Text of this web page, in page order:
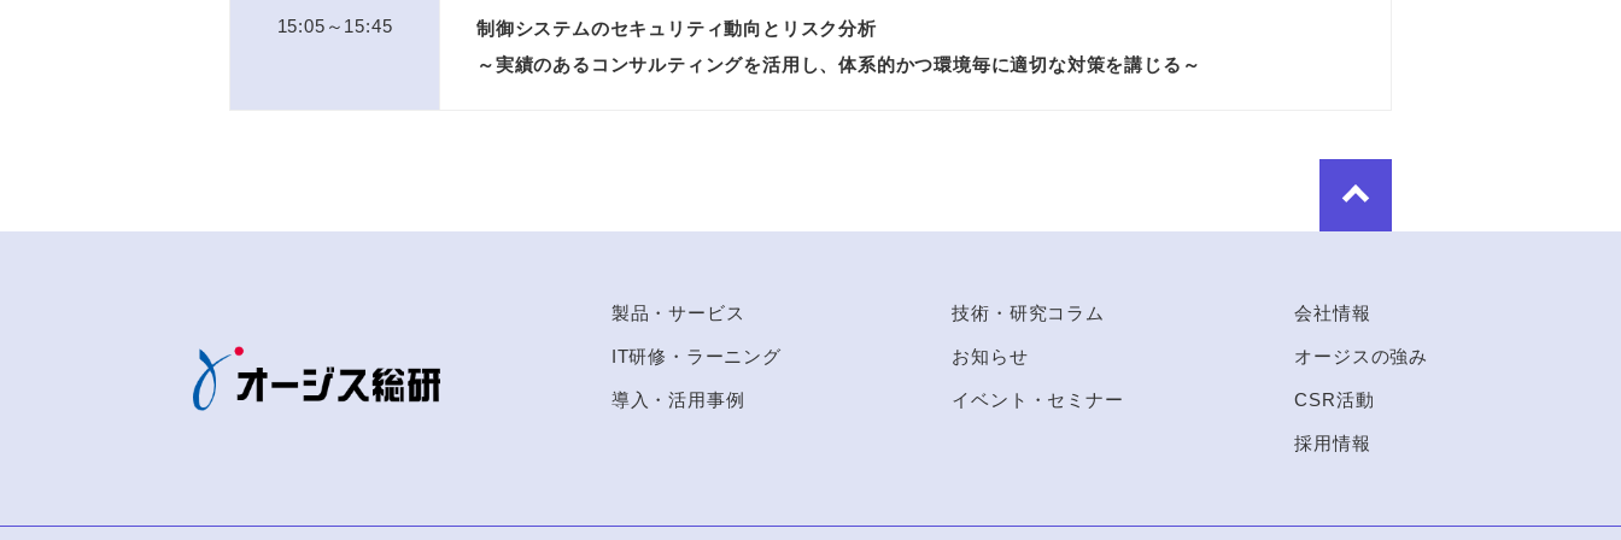
15:05～15:45
制御システムのセキュリティ動向とリスク分析
～実績のあるコンサルティングを活用し、体系的かつ環境毎に適切な対策を講じる～
製品・サービス
IT研修・ラーニング
導入・活用事例
技術・研究コラム
お知らせ
イベント・セミナー
会社情報
オージスの強み
CSR活動
採用情報